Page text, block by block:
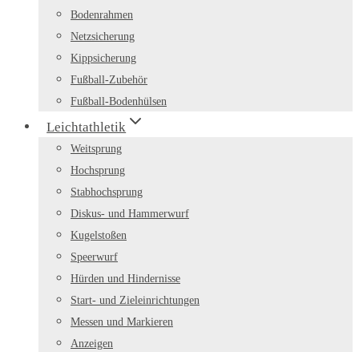
Bodenrahmen
Netzsicherung
Kippsicherung
Fußball-Zubehör
Fußball-Bodenhülsen
Leichtathletik
Weitsprung
Hochsprung
Stabhochsprung
Diskus- und Hammerwurf
Kugelstoßen
Speerwurf
Hürden und Hindernisse
Start- und Zieleinrichtungen
Messen und Markieren
Anzeigen